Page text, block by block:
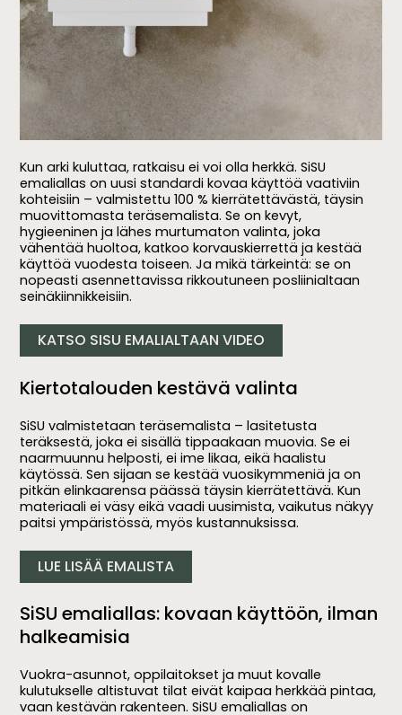
Kun arki kuluttaa, ratkaisu ei voi olla herkkä. SiSU
emaliallas on uusi standardi kovaa käyttöä vaativiin
kohteisiin – valmistettu 100 % kierrätettävästä, täysin
muovittomasta teräsemalista. Se on kevyt,
hygieeninen ja lähes murtumaton valinta, joka
vähentää huoltoa, katkoo korvauskierrettä ja kestää
käyttöä vuodesta toiseen. Ja mikä tärkeintä: se on
nopeasti asennettavissa rikkoutuneen posliinialtaan
seinäkiinnikkeisiin.
KATSO SISU EMALIALTAAN VIDEO
Kiertotalouden kestävä valinta
SiSU valmistetaan teräsemalista – lasitetusta
teräksestä, joka ei sisällä tippaakaan muovia. Se ei
naarmuunnu helposti, ei ime likaa, eikä haalistu
käytössä. Sen sijaan se kestää vuosikymmeniä ja on
pitkän elinkaarensa päässä täysin kierrätettävä. Kun
materiaali ei väsy eikä vaadi uusimista, vaikutus näkyy
paitsi ympäristössä, myös kustannuksissa.
LUE LISÄÄ EMALISTA
SiSU emaliallas: kovaan käyttöön, ilman
halkeamisia
Vuokra-asunnot, oppilaitokset ja muut kovalle
kulutukselle altistuvat tilat eivät kaipaa herkkää pintaa,
vaan kestävän rakenteen. SiSU emaliallas on